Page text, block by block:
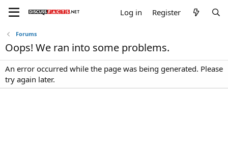
Log in Register
Forums
Oops! We ran into some problems.
An error occurred while the page was being generated. Please
try again later.